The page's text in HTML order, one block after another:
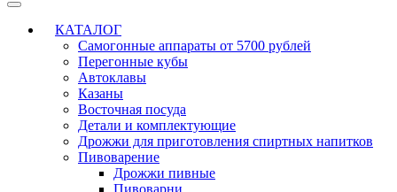
КАТАЛОГ
Самогонные аппараты от 5700 рублей
Перегонные кубы
Автоклавы
Казаны
Восточная посуда
Детали и комплектующие
Дрожжи для приготовления спиртных напитков
Пивоварение
Дрожжи пивные
Пивоварни